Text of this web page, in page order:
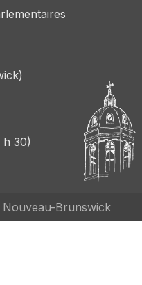
h 30)
Nouveau-Brunswick